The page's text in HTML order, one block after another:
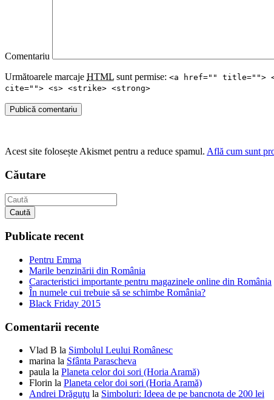
Comentariu
Următoarele marcaje HTML sunt permise: <a href="" title="">
cite=""> <s> <strike> <strong>
Publică comentariu
Acest site folosește Akismet pentru a reduce spamul. Află cum sunt
Căutare
Caută
Publicate recent
Pentru Emma
Marile benzinării din România
Caracteristici importante pentru magazinele online din România
În numele cui trebuie să se schimbe România?
Black Friday 2015
Comentarii recente
Vlad B la Simbolul Leului Românesc
marina la Sfânta Parascheva
paula la Planeta celor doi sori (Horia Aramă)
Florin la Planeta celor doi sori (Horia Aramă)
Andrei Drăguţu la Simboluri: Ideea de pe bancnota de 200 lei